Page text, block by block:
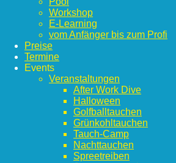
Workshop
E-Learning
vom Anfänger bis zum Profi
Preise
Termine
Events
Veranstaltungen
After Work Dive
Halloween
Golfballtauchen
Grünkohltauchen
Tauch-Camp
Nachttauchen
Spreetreiben